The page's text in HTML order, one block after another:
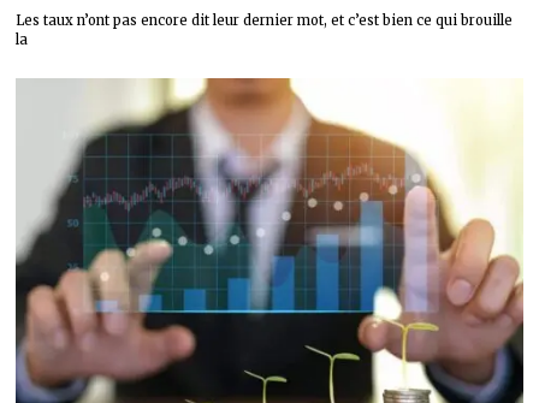
Les taux n’ont pas encore dit leur dernier mot, et c’est bien ce qui brouille
la